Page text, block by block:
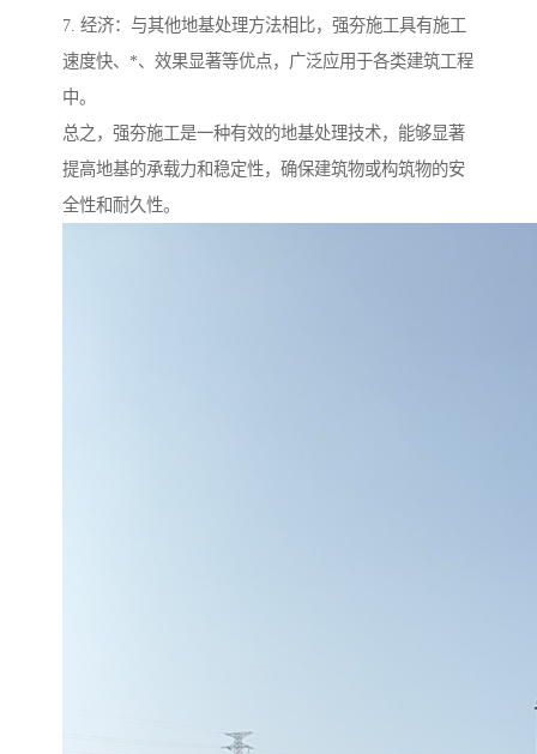
7. 经济：与其他地基处理方法相比，强夯施工具有施工
速度快、*、效果显著等优点，广泛应用于各类建筑工程
中。
总之，强夯施工是一种有效的地基处理技术，能够显著
提高地基的承载力和稳定性，确保建筑物或构筑物的安
全性和耐久性。